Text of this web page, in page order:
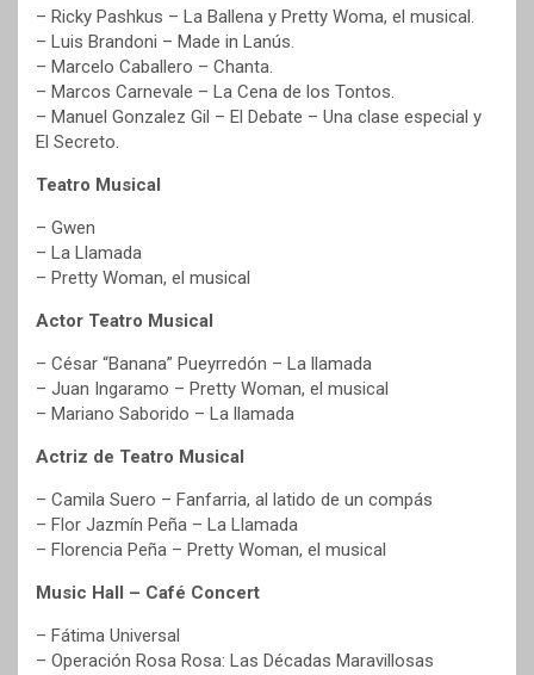
– Ricky Pashkus – La Ballena y Pretty Woma, el musical.
– Luis Brandoni – Made in Lanús.
– Marcelo Caballero – Chanta.
– Marcos Carnevale – La Cena de los Tontos.
– Manuel Gonzalez Gil – El Debate – Una clase especial y
El Secreto.
Teatro Musical
– Gwen
– La Llamada
– Pretty Woman, el musical
Actor Teatro Musical
– César “Banana” Pueyrredón – La llamada
– Juan Ingaramo – Pretty Woman, el musical
– Mariano Saborido – La llamada
Actriz de Teatro Musical
– Camila Suero – Fanfarria, al latido de un compás
– Flor Jazmín Peña – La Llamada
– Florencia Peña – Pretty Woman, el musical
Music Hall – Café Concert
– Fátima Universal
– Operación Rosa Rosa: Las Décadas Maravillosas